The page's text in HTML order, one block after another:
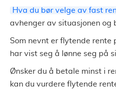
Hva du bør velge av fast
avhenger av situasjonen og
Som nevnt er flytende rente
har vist seg å lønne seg på
Ønsker du å betale minst i
kan du vurdere flytende